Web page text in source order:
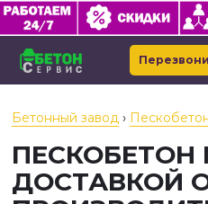
Бетонный завод ›
ПЕСКОБЕТОН
ДОСТАВКОЙ